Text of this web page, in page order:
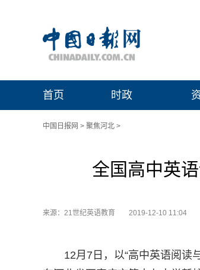
首页 时政
中国日报网 > 聚焦河北 >
全国高中英
来源：21世纪英语教育 2019-12-10 11:04
12月7日，以“高中英语阅读